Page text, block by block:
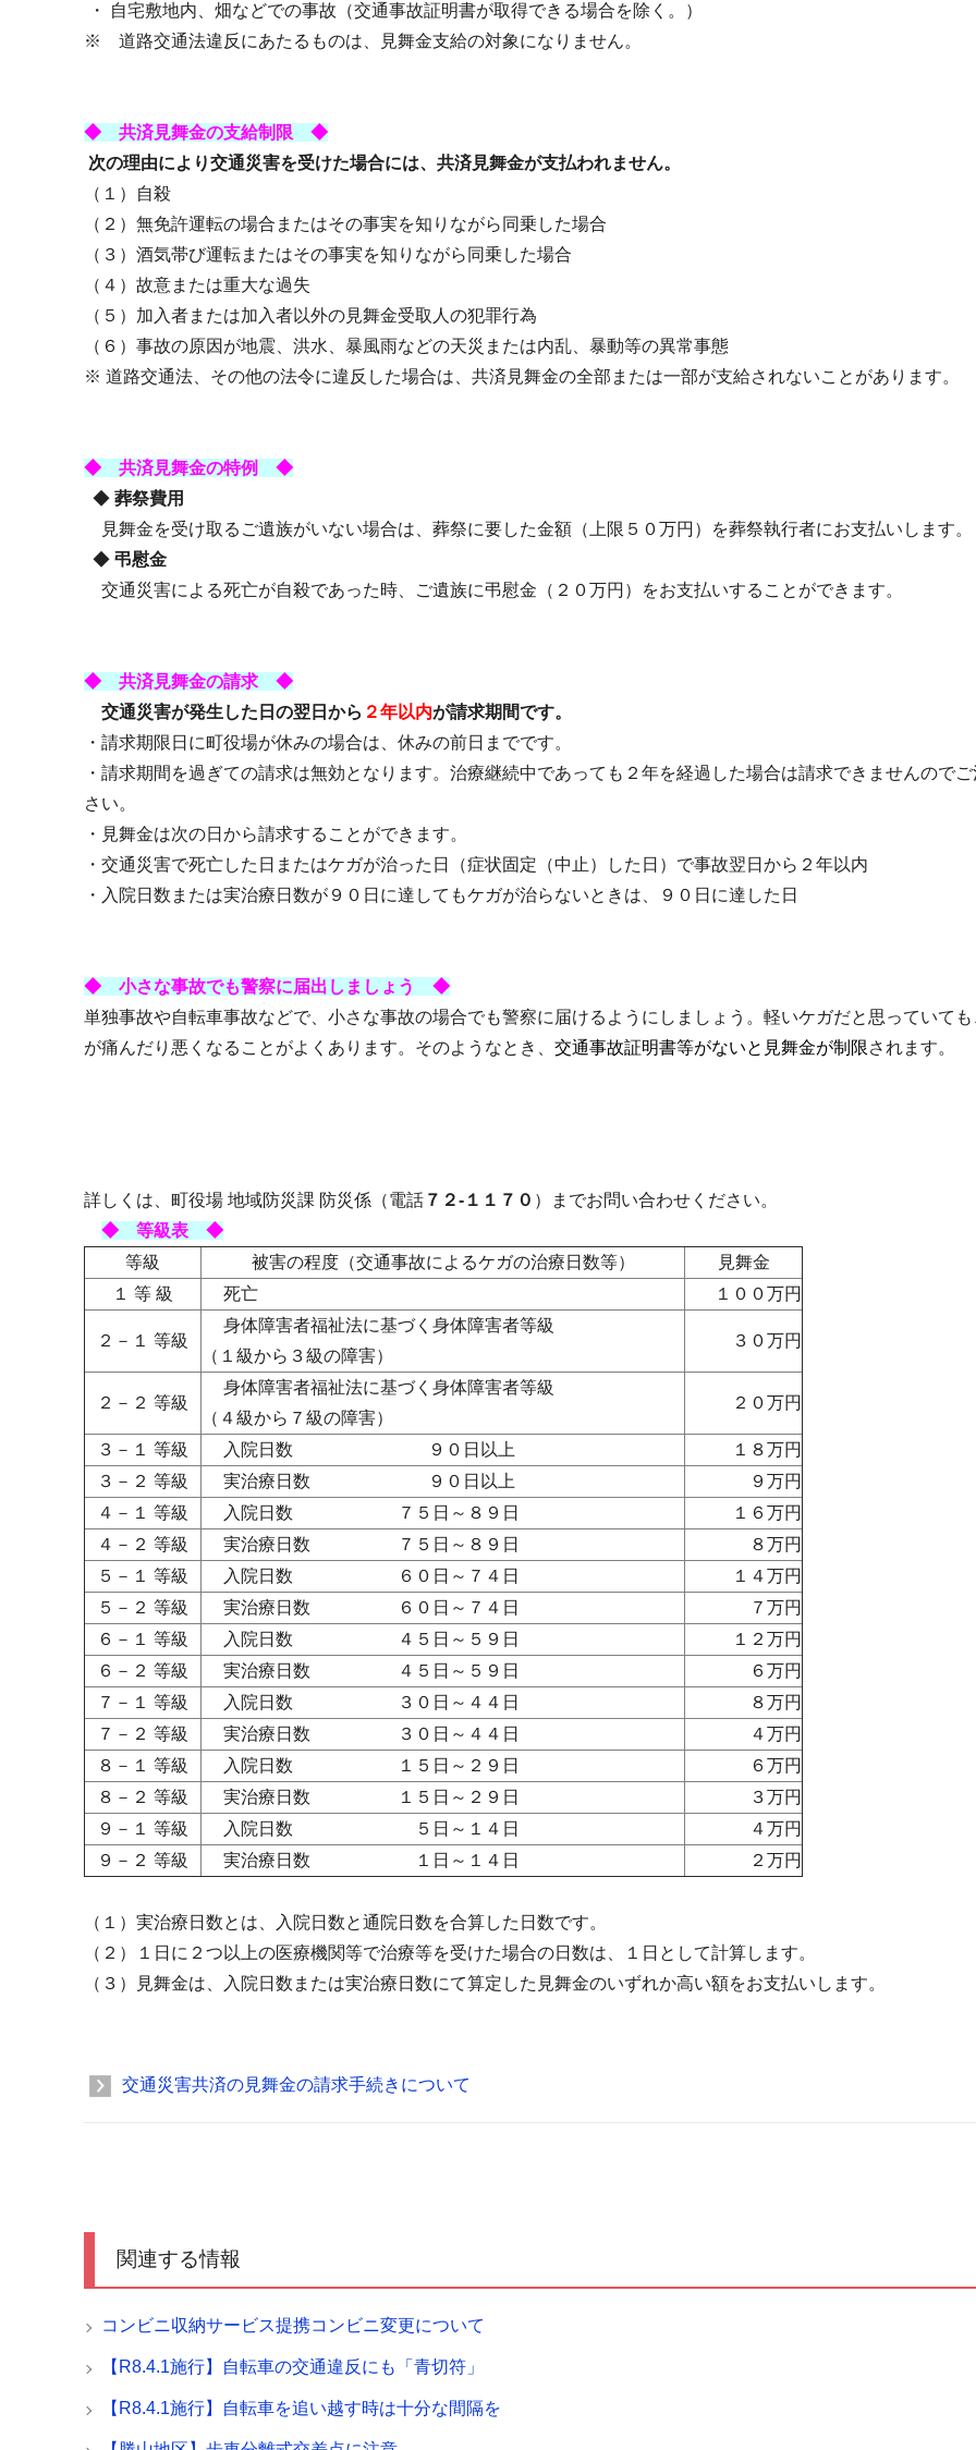
・ 自宅敷地内、畑などでの事故（交通事故証明書が取得できる場合を除く。）
※ 道路交通法違反にあたるものは、見舞金支給の対象になりません。
◆ 共済見舞金の支給制限 ◆
次の理由により交通災害を受けた場合には、共済見舞金が支払われません。
（１）自殺
（２）無免許運転の場合またはその事実を知りながら同乗した場合
（３）酒気帯び運転またはその事実を知りながら同乗した場合
（４）故意または重大な過失
（５）加入者または加入者以外の見舞金受取人の犯罪行為
（６）事故の原因が地震、洪水、暴風雨などの天災または内乱、暴動等の異常事態
※ 道路交通法、その他の法令に違反した場合は、共済見舞金の全部または一部が支給されないことがあります。
◆ 共済見舞金の特例 ◆
◆ 葬祭費用
見舞金を受け取るご遺族がいない場合は、葬祭に要した金額（上限５０万円）を葬祭執行者にお支払いします。
◆ 弔慰金
交通災害による死亡が自殺であった時、ご遺族に弔慰金（２０万円）をお支払いすることができます。
◆ 共済見舞金の請求 ◆
交通災害が発生した日の翌日から ２年以内が請求期間です。
・請求期限日に町役場が休みの場合は、休みの前日までです。
・請求期間を過ぎての請求は無効となります。治療継続中であっても２年を経過した場合は請求できませんので
さい。
・見舞金は次の日から請求することができます。
・交通災害で死亡した日またはケガが治った日（症状固定（中止）した日）で事故翌日から２年以内
・入院日数または実治療日数が９０日に達してもケガが治らないときは、９０日に達した日
◆ 小さな事故でも警察に届出しましょう ◆
単独事故や自転車事故などで、小さな事故の場合でも警察に届けるようにしましょう。軽いケガだと思っていて
が痛んだり悪くなることがよくあります。そのようなとき、 交通事故証明書等がないと見舞金が制限されます。
詳しくは、町役場 地域防災課 防災係（電話 ７２-１１７０ ）までお問い合わせください。
◆ 等級表 ◆
等級
被害の程度（交通事故によるケガの治療日数等）
見舞金
１ 等 級
死亡 １００万円
２－１ 等級
身体障害者福祉法に基づく身体障害者等級
（１級から３級の障害）
３０万円
２－２ 等級
身体障害者福祉法に基づく身体障害者等級
（４級から７級の障害）
２０万円
３－１ 等級 入院日数 ９０日以上
１８万円
３－２ 等級
実治療日数 ９０日以上
９万円
４－１ 等級
入院日数 ７５日～８９日
１６万円
４－２ 等級
実治療日数 ７５日～８９日
８万円
５－１ 等級
入院日数 ６０日～７４日
１４万円
５－２ 等級
実治療日数 ６０日～７４日
７万円
６－１ 等級
入院日数 ４５日～５９日
１２万円
６－２ 等級
実治療日数 ４５日～５９日
６万円
７－１ 等級
入院日数 ３０日～４４日
８万円
７－２ 等級
実治療日数 ３０日～４４日
４万円
８－１ 等級
入院日数 １５日～２９日
６万円
８－２ 等級
実治療日数 １５日～２９日
３万円
９－１ 等級
入院日数 ５日～１４日
４万円
９－２ 等級
実治療日数 １日～１４日 ２万円
（１）実治療日数とは、入院日数と通院日数を合算した日数です。
（２）１日に２つ以上の医療機関等で治療等を受けた場合の日数は、１日として計算します。
（３）見舞金は、入院日数または実治療日数にて算定した見舞金のいずれか高い額をお支払いします。
交通災害共済の見舞金の請求手続きについて
関連する情報
コンビニ収納サービス提携コンビニ変更について
【R8.4.1施行】自転車の交通違反にも「青切符」
【R8.4.1施行】自転車を追い越す時は十分な間隔を